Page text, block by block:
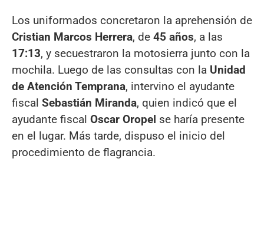
Los uniformados concretaron la aprehensión de
Cristian Marcos Herrera, de 45 años, a las
17:13, y secuestraron la motosierra junto con la
mochila. Luego de las consultas con la Unidad
de Atención Temprana, intervino el ayudante
fiscal Sebastián Miranda, quien indicó que el
ayudante fiscal Oscar Oropel se haría presente
en el lugar. Más tarde, dispuso el inicio del
procedimiento de flagrancia.